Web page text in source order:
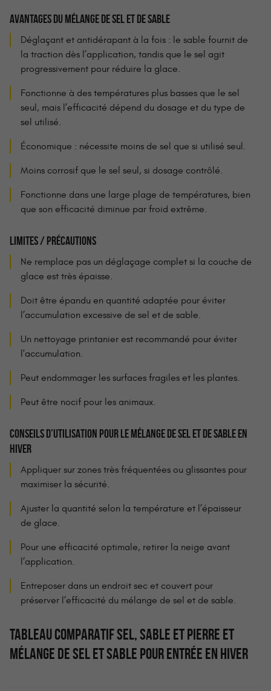
AVANTAGESDU MÉLANGE DE SEL ET DE SABLE
Déglaçant et antidérapant à la fois : le sable fournit de
la traction dès l’application, tandis que le sel agit
progressivement pour réduire la glace.
Fonctionne à des températures plus basses que le sel
seul, mais l’efficacité dépend du dosage et du type de
sel utilisé.
Économique : nécessite moins de sel que si utilisé seul.
Moins corrosif que le sel seul, si dosage contrôlé.
Fonctionne dans une large plage de températures, bien
que son efficacité diminue par froid extrême.
LIMITES / PRÉCAUTIONS
Ne remplace pas un déglaçage complet si la couche de
glace est très épaisse.
Doit être épandu en quantité adaptée pour éviter
l’accumulation excessive de sel et de sable.
Un nettoyage printanier est recommandé pour éviter
l'accumulation.
Peut endommager les surfaces fragiles et les plantes.
Peut être nocif pour les animaux.
CONSEILS D’UTILISATION POUR LE MÉLANGE DE SEL ET DE SABLE EN
HIVER
Appliquer sur zones très fréquentées ou glissantes pour
maximiser la sécurité.
Ajuster la quantité selon la température et l’épaisseur
de glace.
Pour une efficacité optimale, retirer la neige avant
l’application.
Entreposer dans un endroit sec et couvert pour
préserver l’efficacité du mélange de sel et de sable.
TABLEAU COMPARATIF SEL, SABLE ET PIERRE ET
MÉLANGE DE SEL ET SABLE POUR ENTRÉE EN HIVER